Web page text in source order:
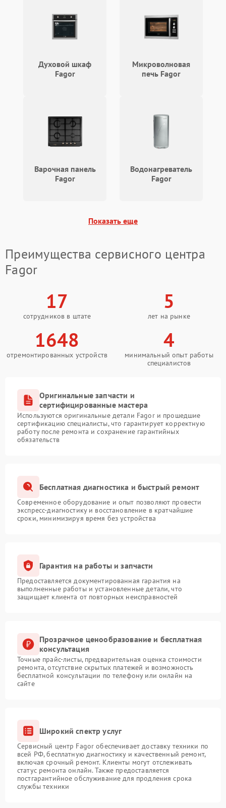
Проблемы с системой
автоматической
Подробнее →
Духовой шкаф
Fagor
Микроволновая
печь Fagor
Варочная панель
Fagor
Водонагреватель
Fagor
Показать еще
Преимущества сервисного центра
Fagor
17
сотрудников в штате
5
лет на рынке
1648
отремонтированных устройств
4
минимальный опыт работы
специалистов
Оригинальные запчасти и
сертифицированные мастера
Используются оригинальные детали Fagor и прошедшие
сертификацию специалисты, что гарантирует корректную
работу после ремонта и сохранение гарантийных
обязательств
Бесплатная диагностика и быстрый ремонт
Современное оборудование и опыт позволяют провести
экспресс-диагностику и восстановление в кратчайшие
сроки, минимизируя время без устройства
Гарантия на работы и запчасти
Предоставляется документированная гарантия на
выполненные работы и установленные детали, что
защищает клиента от повторных неисправностей
Прозрачное ценообразование и бесплатная
консультация
Точные прайс-листы, предварительная оценка стоимости
ремонта, отсутствие скрытых платежей и возможность
бесплатной консультации по телефону или онлайн на
сайте
Широкий спектр услуг
Сервисный центр Fagor обеспечивает доставку техники по
всей РФ, бесплатную диагностику и качественный ремонт,
включая срочный ремонт. Клиенты могут отслеживать
статус ремонта онлайн. Также предоставляется
постгарантийное обслуживание для продления срока
службы техники